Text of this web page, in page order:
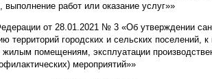
работ или оказание услуг»»
от 28.01.2021 № 3 «Об утверждении
территорий городских и сельских поселений,
помещениям, эксплуатации
мероприятий»»